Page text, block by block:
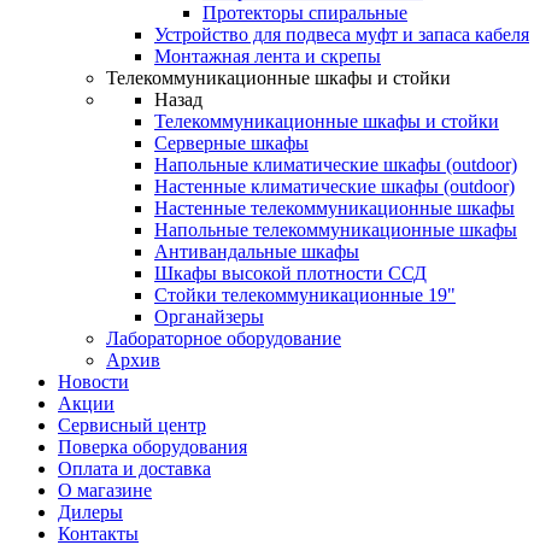
Протекторы спиральные
Устройство для подвеса муфт и запаса кабеля
Монтажная лента и скрепы
Телекоммуникационные шкафы и стойки
Назад
Телекоммуникационные шкафы и стойки
Серверные шкафы
Напольные климатические шкафы (outdoor)
Настенные климатические шкафы (outdoor)
Настенные телекоммуникационные шкафы
Напольные телекоммуникационные шкафы
Антивандальные шкафы
Шкафы высокой плотности ССД
Стойки телекоммуникационные 19"
Органайзеры
Лабораторное оборудование
Архив
Новости
Акции
Сервисный центр
Поверка оборудования
Оплата и доставка
О магазине
Дилеры
Контакты